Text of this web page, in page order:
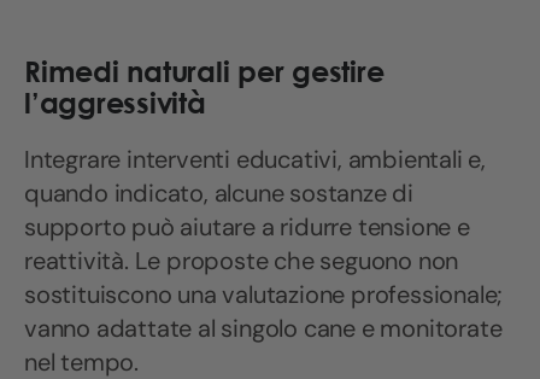
Rimedi naturali per gestire
l’aggressività
Integrare interventi educativi, ambientali e,
quando indicato, alcune sostanze di
supporto può aiutare a ridurre tensione e
reattività. Le proposte che seguono non
sostituiscono una valutazione professionale;
vanno adattate al singolo cane e monitorate
nel tempo.